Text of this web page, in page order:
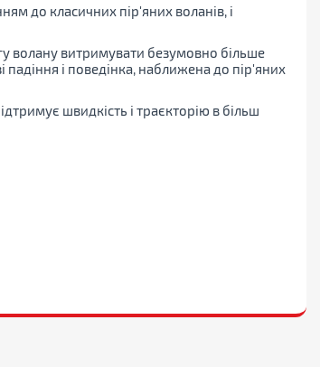
до класичних пір'яних воланів, і
волану витримувати безумовно більше
падіння і поведінка, наближена до пір'яних
швидкість і траєкторію в більш